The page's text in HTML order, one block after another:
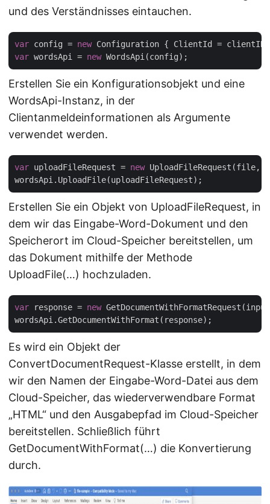
und des Verständnisses eintauchen.
var config = new
var wordsApi = new
Erstellen Sie ein Konfigurationsobjekt und eine
WordsApi-Instanz, in der
Clientanmeldeinformationen als Argumente
verwendet werden.
var uploadFileRequest = new UploadFileRequest(file,
Erstellen Sie ein Objekt von UploadFileRequest, in
dem wir das Eingabe-Word-Dokument und den
Speicherort im Cloud-Speicher bereitstellen, um
das Dokument mithilfe der Methode
UploadFile(…) hochzuladen.
var response = new
Es wird ein Objekt der
ConvertDocumentRequest-Klasse erstellt, in dem
wir den Namen der Eingabe-Word-Datei aus dem
Cloud-Speicher, das wiederverwendbare Format
„HTML“ und den Ausgabepfad im Cloud-Speicher
bereitstellen. Schließlich führt
GetDocumentWithFormat(…) die Konvertierung
durch.